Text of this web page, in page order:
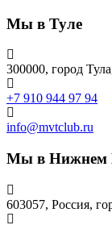
Мы в Туле
300000, город
+7 910 944 97 94
info@mvtclub.ru
Мы в Нижнем
603057, Россия,